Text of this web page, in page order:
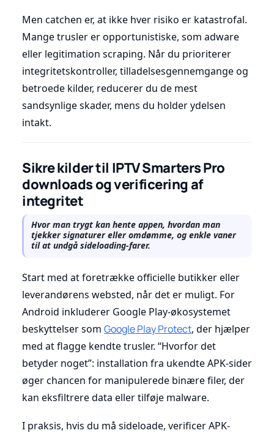
Men catchen er, at ikke hver risiko er katastrofal.
Mange trusler er opportunistiske, som adware
eller legitimation scraping. Når du prioriterer
integritetskontroller, tilladelsesgennemgange og
betroede kilder, reducerer du de mest
sandsynlige skader, mens du holder ydelsen
intakt.
Sikre kilder til IPTV Smarters Pro
downloads og verificering af
integritet
Hvor man trygt kan hente appen, hvordan man
tjekker signaturer eller omdømme, og enkle vaner
til at undgå sideloading-farer.
Start med at foretrække officielle butikker eller
leverandørens websted, når det er muligt. For
Android inkluderer Google Play-økosystemet
beskyttelser som Google Play Protect, der hjælper
med at flagge kendte trusler. “Hvorfor det
betyder noget”: installation fra ukendte APK-sider
øger chancen for manipulerede binære filer, der
kan eksfiltrere data eller tilføje malware.
I praksis, hvis du må sideloade, verificer APK-